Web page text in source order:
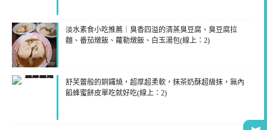
淡水素食小吃推薦｜臭香四溢的清蒸臭豆腐、臭豆腐拉
麵、番茄燉飯、蘿勒燉飯、白玉湯包(線上：2)
舒芙蕾般的銅鑼燒，超厚超柔軟，抹茶奶酥超級抹，無內
餡蜂蜜餅皮單吃就好吃(線上：2)